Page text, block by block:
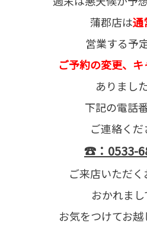
蒲郡店は通
営業する予
ご予約の変更、
ありました
下記の電話
ご連絡くだ
☎：0533-
ご来店いただ
おかれまし
お気をつけてお越